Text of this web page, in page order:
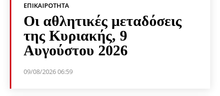
ΕΠΙΚΑΙΡΌΤΗΤΑ
Οι αθλητικές μεταδόσεις
της Κυριακής, 9
Αυγούστου 2026
09/08/2026 06:59